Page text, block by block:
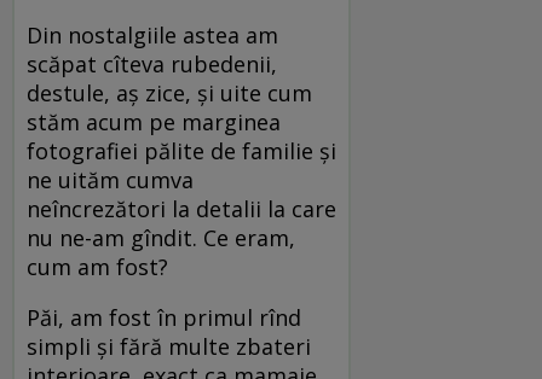
Din nostalgiile astea am
scăpat cîteva rubedenii,
destule, aș zice, și uite cum
stăm acum pe marginea
fotografiei pălite de familie și
ne uităm cumva
neîncrezători la detalii la care
nu ne-am gîndit. Ce eram,
cum am fost?
Păi, am fost în primul rînd
simpli și fără multe zbateri